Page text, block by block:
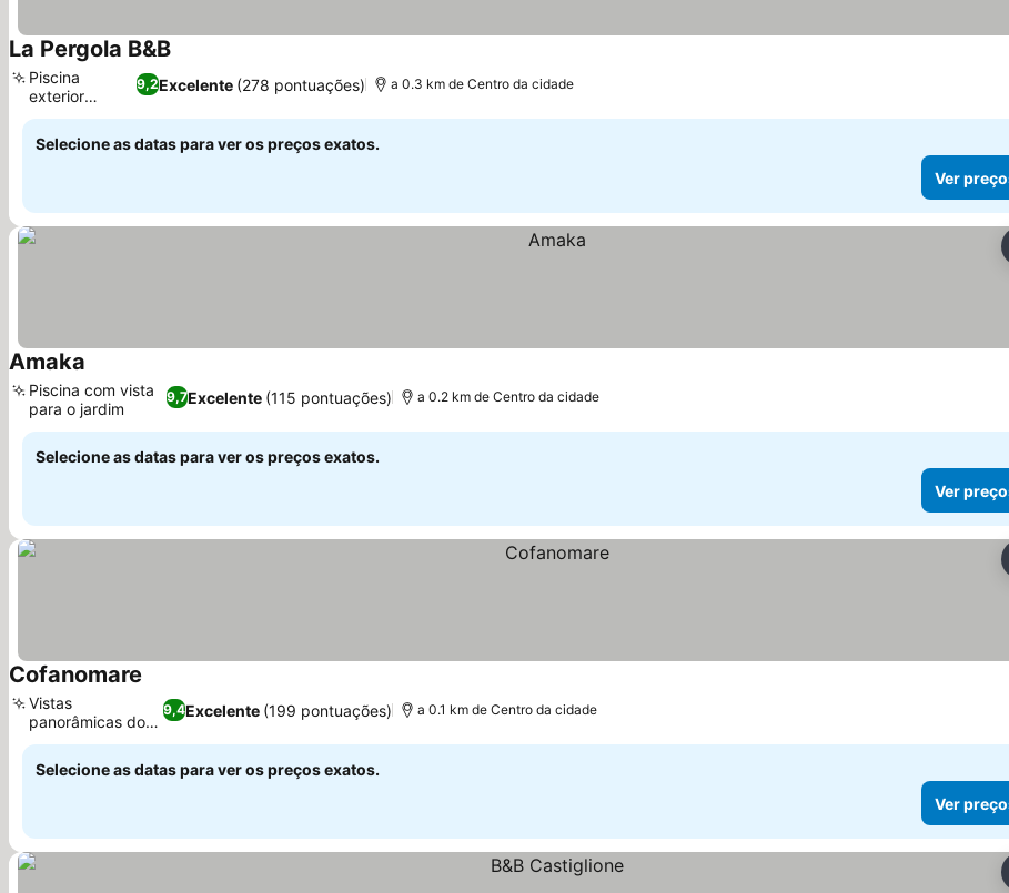
La Pergola B&BVer preços
9,2Excelente (278 pontuações)
Piscina
exterior
sazonal
a 0.3 km de Centro da cidade
Selecione as datas para ver os preços exatos.
Ver
Amaka
9,7Excelente (115 pontuações)
Piscina com vista
para o jardim
a 0.2 km de Centro da cidade
Selecione as datas para ver os preços exatos.
Ver
Cofanomare
9,4Excelente (199 pontuações)
Vistas
panorâmicas do
terraço
a 0.1 km de Centro da cidade
Selecione as datas para ver os preços exatos.
Ver